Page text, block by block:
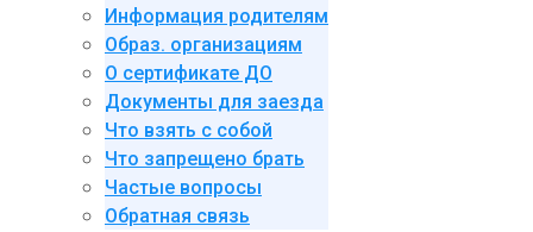
Информация родителям
Образ. организациям
О сертификате ДО
Документы для заезда
Что взять с собой
Что запрещено брать
Частые вопросы
Обратная связь